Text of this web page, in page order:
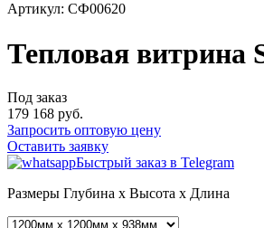
Артикул: СФ00620
Тепловая витрина
Под заказ
179 168 руб.
Запросить оптовую цену
Оставить заявку
Быстрый заказ в Telegram
Размеры Глубина x Высота x Длина